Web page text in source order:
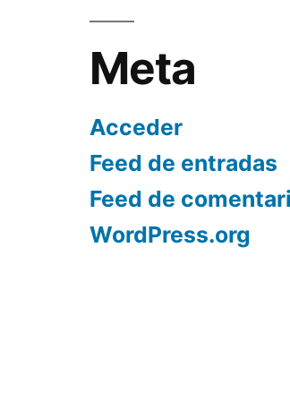
Meta
Acceder
Feed de entradas
Feed de
WordPress.org